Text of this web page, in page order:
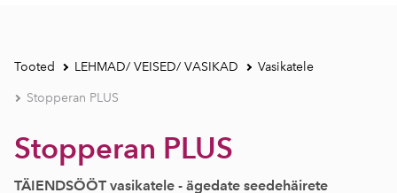
Tooted LEHMAD/ VEISED/ VASIKAD Vasikatele
Stopperan PLUS
Stopperan PLUS
TÄIENDSÖÖT vasikatele - ägedate seedehäirete